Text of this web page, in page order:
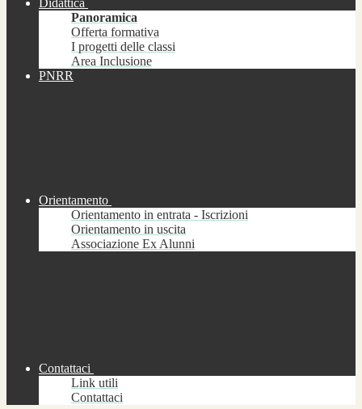
Didattica
Panoramica
Offerta formativa
I progetti delle classi
Area Inclusione
PNRR
Orientamento
Orientamento in entrata - Iscrizioni
Orientamento in uscita
Associazione Ex Alunni
Contattaci
Link utili
Contattaci